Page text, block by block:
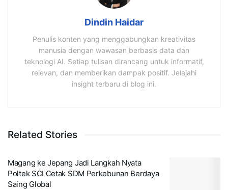
Dindin Haidar
Penulis konten yang menggabungkan kreativitas
manusia dengan wawasan berbasis data dan
teknologi AI. Setiap tulisan dirancang untuk informatif,
relevan, dan memberikan dampak positif. Jelajahi
insight terbaru di blog ini.
Related Stories
Magang ke Jepang Jadi Langkah Nyata
Poltek SCI Cetak SDM Perkebunan Berdaya
Saing Global